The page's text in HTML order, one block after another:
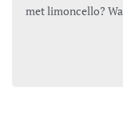
met limoncello?